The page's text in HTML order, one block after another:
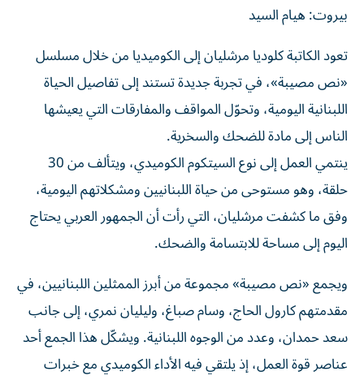
بيروت: هيام السيد
تعود الكاتبة كلوديا مرشليان إلى الكوميديا من خلال مسلسل
«نص مصيبة»، في تجربة جديدة تستند إلى تفاصيل الحياة
اللبنانية اليومية، وتحوّل المواقف والمفارقات التي يعيشها
الناس إلى مادة للضحك والسخرية.
ينتمي العمل إلى نوع السيتكوم الكوميدي، ويتألف من 30
حلقة، وهو مستوحى من حياة اللبنانيين ومشكلاتهم اليومية،
وفق ما كشفت مرشليان، التي رأت أن الجمهور العربي يحتاج
اليوم إلى مساحة للابتسامة والضحك.
ويجمع «نص مصيبة» مجموعة من أبرز الممثلين اللبنانيين، في
مقدمتهم كارول الحاج، وسام صباغ، وليليان نمري، إلى جانب
سعد حمدان، وعدد من الوجوه اللبنانية. ويشكّل هذا الجمع أحد
عناصر قوة العمل، إذ يلتقي فيه الأداء الكوميدي مع خبرات